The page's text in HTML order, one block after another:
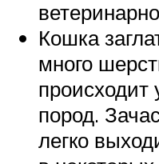
Кошка
много
пород.
легко